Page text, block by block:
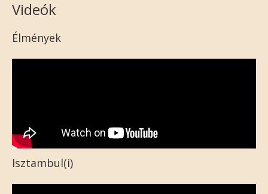
Videók
Élmények
Isztambul(i)